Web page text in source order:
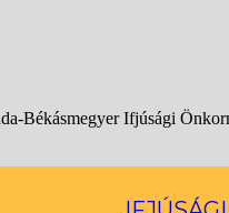
Békásmegyer Ifjúsági